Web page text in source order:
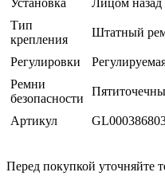
Установка
Лицом назад
Тип
крепления
Штатный
Регулировки
Ремни
безопасности
Артикул
Перед покупкой уточняйте